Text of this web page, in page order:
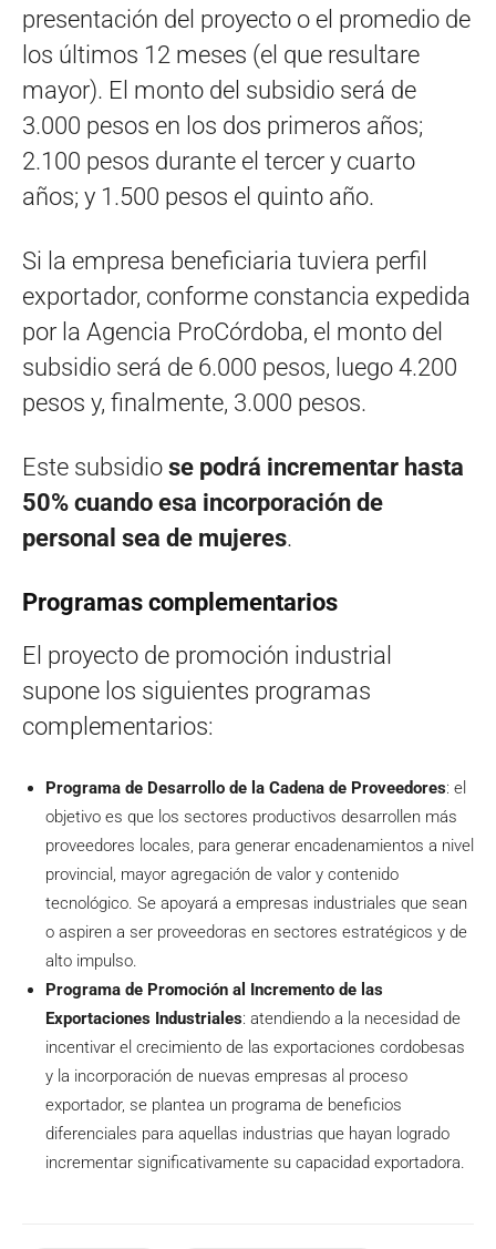
presentación del proyecto o el promedio de
los últimos 12 meses (el que resultare
mayor). El monto del subsidio será de
3.000 pesos en los dos primeros años;
2.100 pesos durante el tercer y cuarto
años; y 1.500 pesos el quinto año.
Si la empresa beneficiaria tuviera perfil
exportador, conforme constancia expedida
por la Agencia ProCórdoba, el monto del
subsidio será de 6.000 pesos, luego 4.200
pesos y, finalmente, 3.000 pesos.
Este subsidio se podrá incrementar hasta
50% cuando esa incorporación de
personal sea de mujeres.
Programas complementarios
El proyecto de promoción industrial
supone los siguientes programas
complementarios:
Programa de Desarrollo de la Cadena de Proveedores: el
objetivo es que los sectores productivos desarrollen más
proveedores locales, para generar encadenamientos a nivel
provincial, mayor agregación de valor y contenido
tecnológico. Se apoyará a empresas industriales que sean
o aspiren a ser proveedoras en sectores estratégicos y de
alto impulso.
Programa de Promoción al Incremento de las
Exportaciones Industriales: atendiendo a la necesidad de
incentivar el crecimiento de las exportaciones cordobesas
y la incorporación de nuevas empresas al proceso
exportador, se plantea un programa de beneficios
diferenciales para aquellas industrias que hayan logrado
incrementar significativamente su capacidad exportadora.